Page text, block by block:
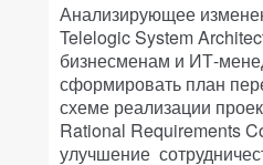
Анализирующее
Telelogic System
бизнесменам и ИТ-
сформировать план
схеме реализации
Rational Requirements
улучшение